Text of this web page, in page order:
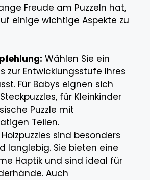
Freude am Puzzeln hat,
einige wichtige Aspekte zu
Wählen Sie ein
zur Entwicklungsstufe Ihres
Für Babys eignen sich
für Kleinkinder
Puzzle mit
Teilen.
Holzpuzzles sind besonders
langlebig. Sie bieten eine
Haptik und sind ideal für
Auch